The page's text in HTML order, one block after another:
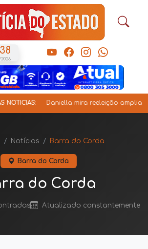
Daniella mira reeleição ampliando
Notícias Barra do Corda
Barra do Corda
do Corda
Atualizado constantemente